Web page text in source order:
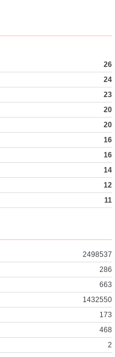
26
24
23
20
20
16
16
14
12
11
2498537
286
663
1432550
173
468
2